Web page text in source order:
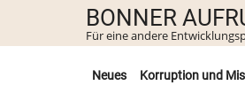
Inhalt
BONNER
Für eine andere
Untermenü
Neues Korruption und